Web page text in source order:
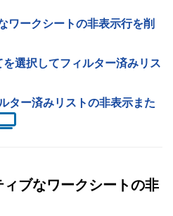
ワークシートの非表示行を削
選択してフィルター済みリス
ー済みリストの非表示また
ブなワークシートの非